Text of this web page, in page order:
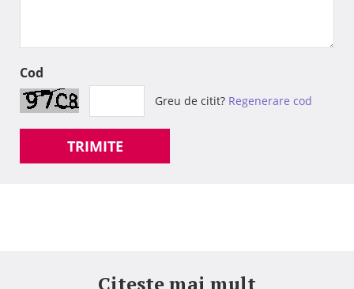
Cod
Greu de citit? Regenerare cod
TRIMITE
Citeste mai mult